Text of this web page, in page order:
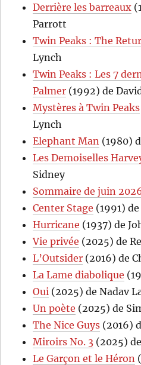
Derrière les barreaux
Parrott
Twin Peaks : The
Lynch
Twin Peaks : Les 7
Palmer (1992) de
Mystères à Twin Peaks
Lynch
Elephant Man (1980)
Les Demoiselles
Sidney
Sommaire de juin
Center Stage (1991)
Hurricane (1937) de
Vie privée (2025) de
L’Outsider (2016) de
La Lame diabolique
Oui (2025) de Nadav
Un poète (2025) de
The Nice Guys (2016)
Miroirs No. 3 (2025)
Le Garçon et le Héron